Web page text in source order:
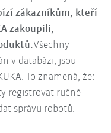
zákazníkům, kteří
zakoupili,
Všechny
v databázi, jsou
To znamená, že:
registrovat ručně –
správu robotů.